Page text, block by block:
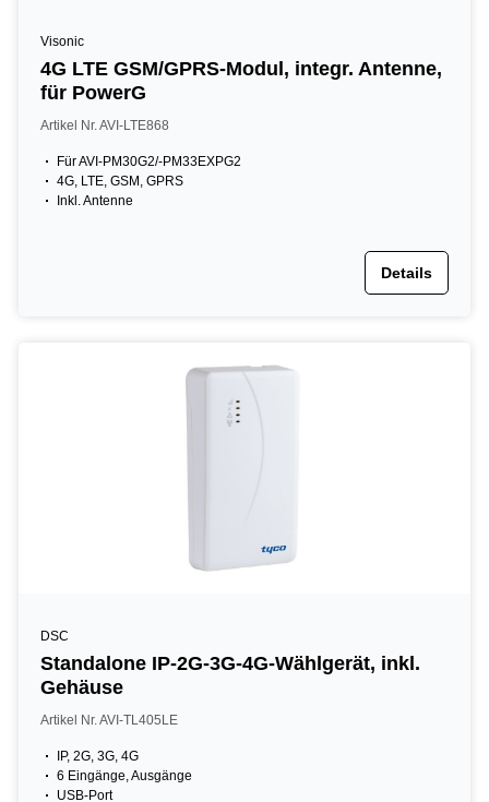
Visonic
4G LTE GSM/GPRS-Modul, integr. Antenne,
für PowerG
Artikel Nr. AVI-LTE868
Für AVI-PM30G2/-PM33EXPG2
4G, LTE, GSM, GPRS
Inkl. Antenne
Details
DSC
Standalone IP-2G-3G-4G-Wählgerät, inkl.
Gehäuse
Artikel Nr. AVI-TL405LE
IP, 2G, 3G, 4G
6 Eingänge, Ausgänge
USB-Port